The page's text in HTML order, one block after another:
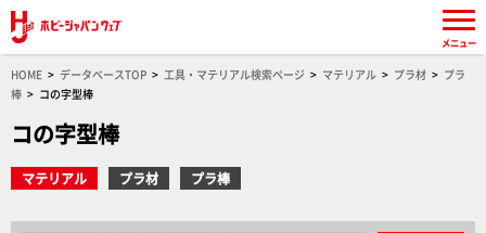
HOME データベースTOP 工具・マテリアル検索ページ マテリアル プラ材
プラ
棒
コの字型棒
コの字型棒
マテリアル プラ材 プラ棒
メニュー